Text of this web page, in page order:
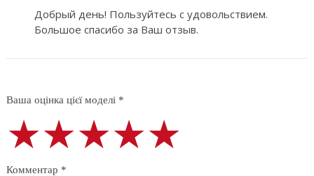
Добрый день! Пользуйтесь с удовольствием.
Большое спасибо за Ваш отзыв.
Ваша оцінка цієї моделі *
★★★★★
★★★★★
★★★★★
Комментар *